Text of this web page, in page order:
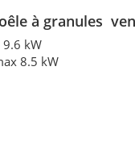
à granules
9.6 kW
8.5 kW